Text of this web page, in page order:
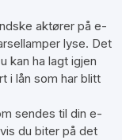
aktører på e-
lyse. Det
kan ha lagt igjen
i lån som har blitt
sendes til din e-
du biter på det